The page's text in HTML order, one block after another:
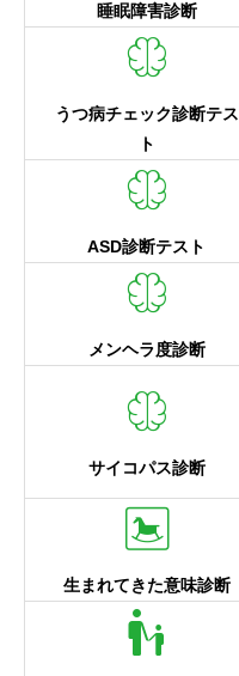
睡眠障害診断
neurology
うつ病チェック診断テス
ト
neurology
ASD診断テスト
neurology
メンヘラ度診断
neurology
サイコパス診断
bedroom_baby
生まれてきた意味診断
escalator_warning